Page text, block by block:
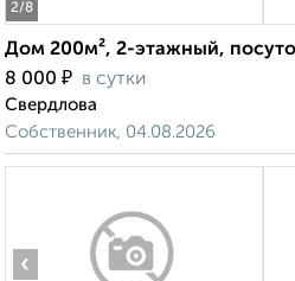
2/8
Дом 200м², 2-этажный,
8 000 ₽ в сутки
Свердлова
Собственник, 04.08.2026
‹